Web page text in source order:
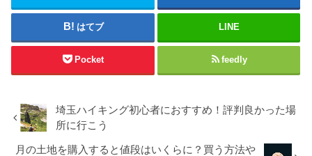
はてブ LINE
Pocket feedly
埼玉ハイキング初心者におすすめ！評判良かった場
所に行こう
月の土地を購入すると値段はいくらに？買う方法や